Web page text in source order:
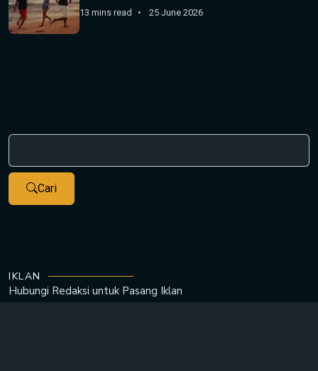
13 mins read 25 June 2026
Cari
IKLAN
Hubungi Redaksi untuk Pasang Iklan